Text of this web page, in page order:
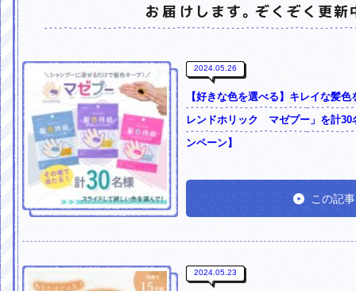
2024.05.26
【好きな色を選べる】キレイな髪
レンドホリック マゼプー」を計30
ンペーン】
この記
2024.05.23